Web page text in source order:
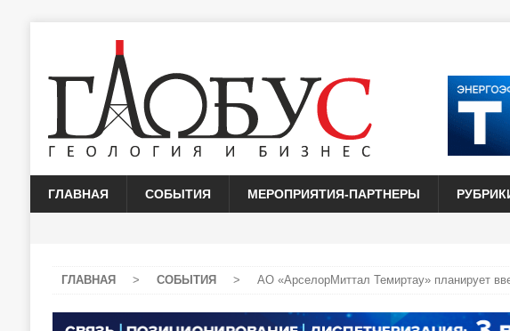
ГЛАВНАЯ СОБЫТИЯ МЕРОПРИЯТИЯ-ПАРТНЕРЫ
ГЛАВНАЯ > СОБЫТИЯ > АО «АрселорМиттал Темиртау» планирует